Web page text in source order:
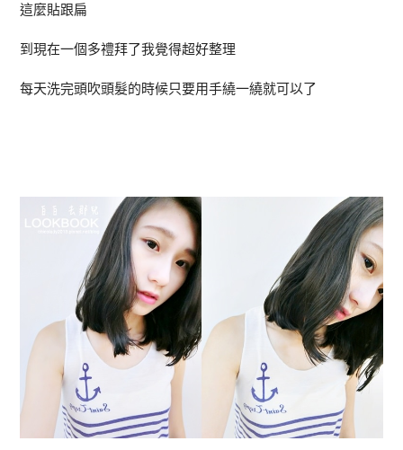
這麼貼跟扁
到現在一個多禮拜了我覺得超好整理
每天洗完頭吹頭髮的時候只要用手繞一繞就可以了